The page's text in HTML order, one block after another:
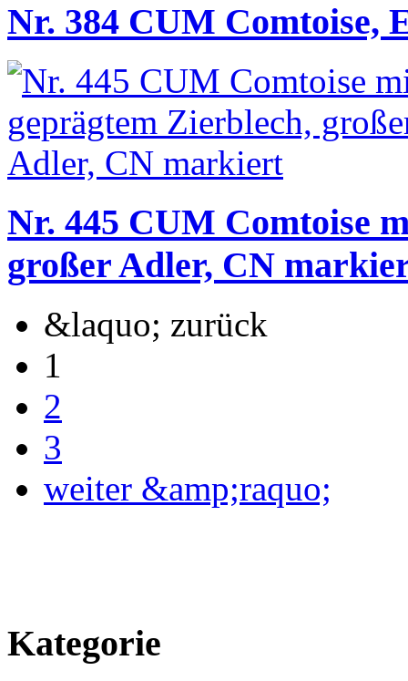
Nr. 384 CUM Comtoise,
Nr. 445 CUM Comtoise
großer Adler, CN
&laquo; zurück
1
2
3
weiter &amp;raquo;
Kategorie